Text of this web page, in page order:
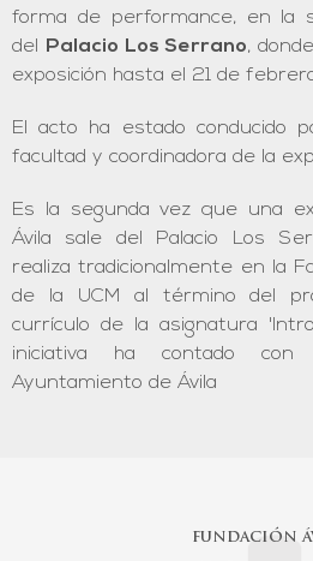
forma de performance, en la
del
Palacio Los Serrano,
exposición hasta el 21 de
El acto ha estado conducido
facultad y coordinadora de la
Es la segunda vez que una
Ávila sale del Palacio Los
realiza tradicionalmente en la
de la UCM al término del
currículo de la asignatura
iniciativa ha contado con
Ayuntamiento de Ávila
FUNDACIÓN